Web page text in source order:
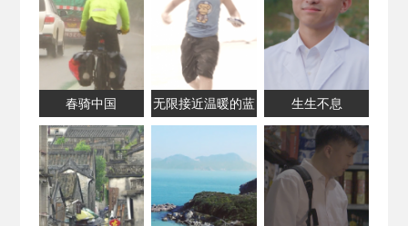
春骑中国 无限接近温暖的蓝 生生不息